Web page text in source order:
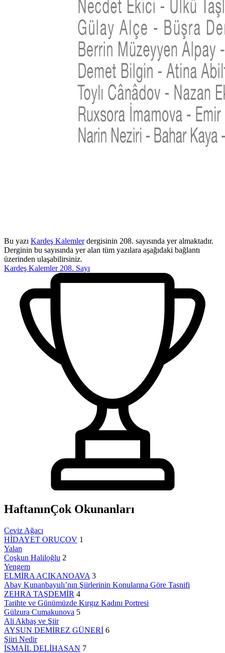
Bu yazı Kardeş Kalemlerdergisinin 208. sayısında yer almaktadır.
Derginin bu sayısında yer alan tüm yazılara aşağıdaki bağlantı
üzerinden ulaşabilirsiniz.
Kardeş Kalemler 208. Sayı
HaftanınÇok Okunanları
Ceviz Ağacı
HİDAYET ORUÇOV 1
Yalan
Coşkun Haliloğlu 2
Yengem
ELMİRA ACIKANOAVA 3
Abay Kunanbayulı’nın Şiirlerinin Konularına Göre Tasnifi
ZEHRA TAŞDEMİR 4
Tarihte ve Günümüzde Kırgız Kadını Portresi
Gülzura Cumakunova 5
Ali Akbaş ve Şiir
AYSUN DEMİREZ GÜNERİ 6
Şiiri Nedir
İSMAİL DELİHASAN 7